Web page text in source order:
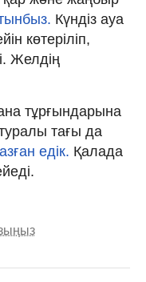
Күндіз ауа
көтеріліп,
Желдің
тұрғындарына
тағы да
едік. Қалада